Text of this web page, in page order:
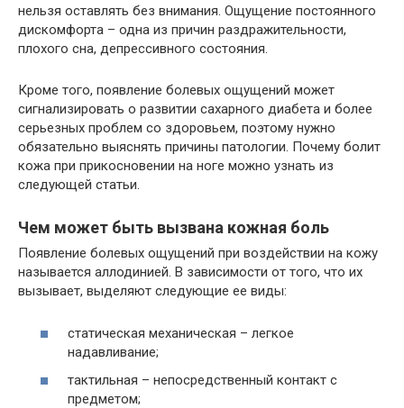
нельзя оставлять без внимания. Ощущение постоянного
дискомфорта – одна из причин раздражительности,
плохого сна, депрессивного состояния.
Кроме того, появление болевых ощущений может
сигнализировать о развитии сахарного диабета и более
серьезных проблем со здоровьем, поэтому нужно
обязательно выяснять причины патологии. Почему болит
кожа при прикосновении на ноге можно узнать из
следующей статьи.
Чем может быть вызвана кожная боль
Появление болевых ощущений при воздействии на кожу
называется аллодинией. В зависимости от того, что их
вызывает, выделяют следующие ее виды:
статическая механическая – легкое
надавливание;
тактильная – непосредственный контакт с
предметом;